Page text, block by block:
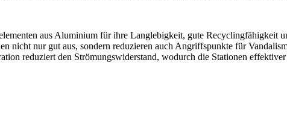
aus Aluminium für ihre Langlebigkeit, gute Recyclingfähigkeit
nicht nur gut aus, sondern reduzieren auch Angriffspunkte für
reduziert den Strömungswiderstand, wodurch die Stationen